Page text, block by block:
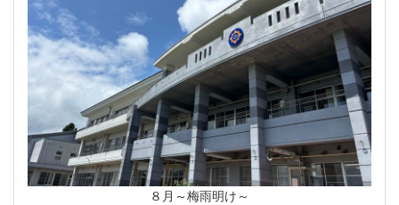
８月～梅雨明け～